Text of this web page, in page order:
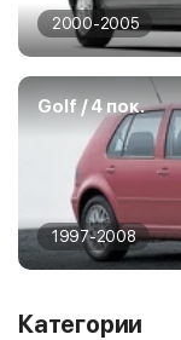
2000-2005
Golf / 4 пок.
1997-2008
Категории